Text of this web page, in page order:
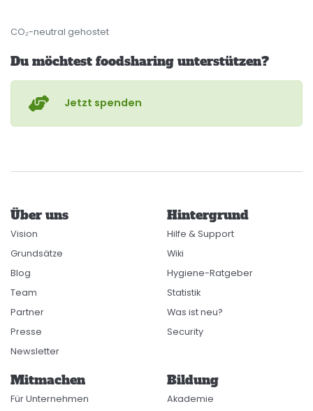
CO₂-neutral gehostet
Du möchtest foodsharing unterstützen?
Jetzt spenden
Über uns
Vision
Grundsätze
Blog
Team
Partner
Presse
Newsletter
Hintergrund
Hilfe & Support
Wiki
Hygiene-Ratgeber
Statistik
Was ist neu?
Security
Mitmachen
Für Unternehmen
Bildung
Akademie